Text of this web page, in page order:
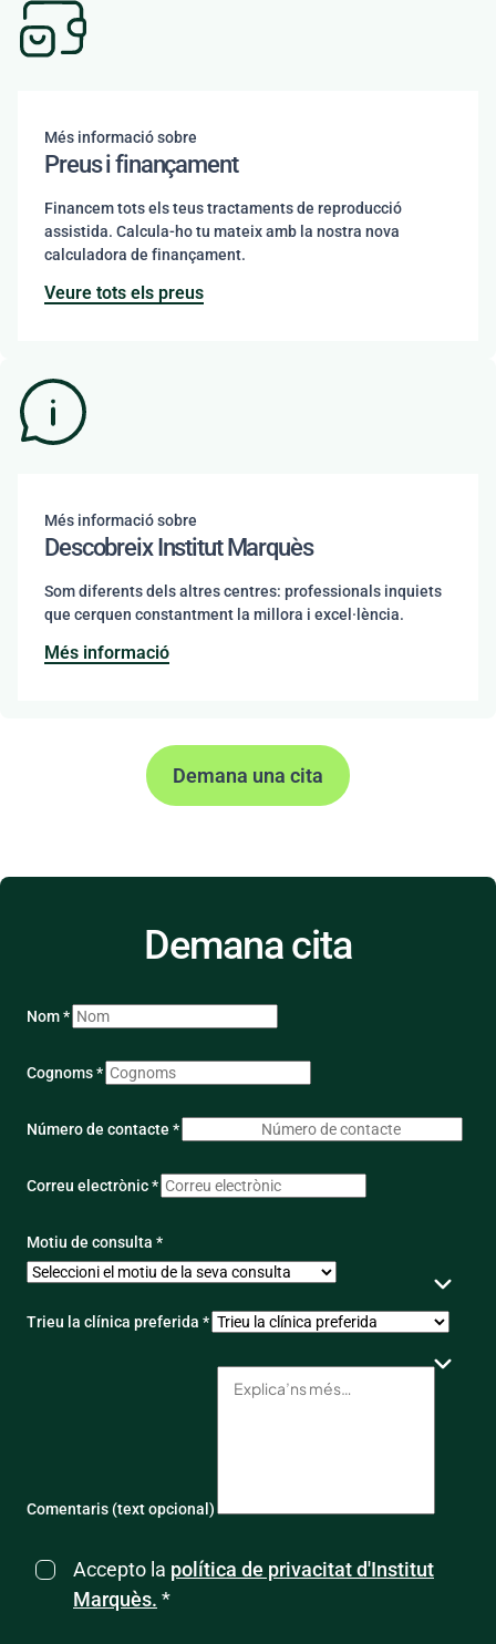
Més informació sobre
Preus i finançament
Financem tots els teus tractaments de reproducció
assistida. Calcula-ho tu mateix amb la nostra nova
calculadora de finançament.
Veure tots els preus
Més informació sobre
Descobreix Institut Marquès
Som diferents dels altres centres: professionals inquiets
que cerquen constantment la millora i excel·lència.
Més informació
Demana una cita
Demana cita
Nom *
Cognoms *
Número de contacte *
Correu electrònic *
Motiu de consulta *
Trieu la clínica preferida *
Comentaris (text opcional)
Accepto la política de privacitat d'Institut
Marquès. *